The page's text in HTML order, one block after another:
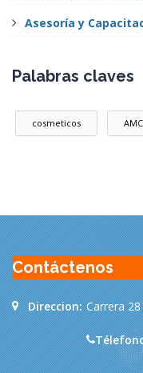
Asesoría y
Palabras claves
cosmeticos AMC
Contáctenos
Direccion: Carrera